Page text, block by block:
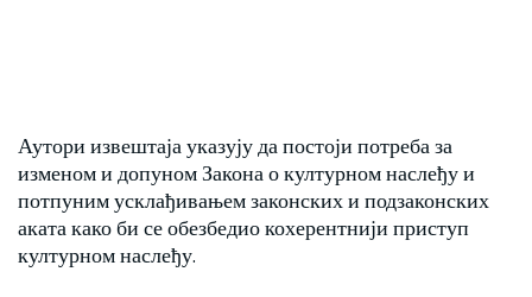
Аутори извештаја указују да постоји потреба за
изменом и допуном Закона о културном наслеђу и
потпуним усклађивањем законских и подзаконских
аката како би се обезбедио кохерентнији приступ
културном наслеђу.